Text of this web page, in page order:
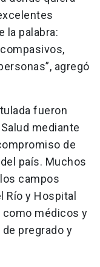
la palabra:
agregó
fueron
mediante
de
país. Muchos
campos
Río y Hospital
como médicos y
pregrado y